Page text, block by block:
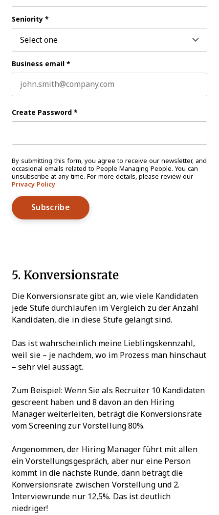
Seniority *
Business email *
Create Password *
By submitting this form, you agree to receive our newsletter, and
occasional emails related to People Managing People. You can
unsubscribe at any time. For more details, please review our
Privacy Policy
5. Konversionsrate
Die Konversionsrate gibt an, wie viele Kandidaten
jede Stufe durchlaufen im Vergleich zu der Anzahl
Kandidaten, die in diese Stufe gelangt sind.
Das ist wahrscheinlich meine Lieblingskennzahl,
weil sie – je nachdem, wo im Prozess man hinschaut
– sehr viel aussagt.
Zum Beispiel: Wenn Sie als Recruiter 10 Kandidaten
gescreent haben und 8 davon an den Hiring
Manager weiterleiten, beträgt die Konversionsrate
vom Screening zur Vorstellung 80%.
Angenommen, der Hiring Manager führt mit allen
ein Vorstellungsgespräch, aber nur eine Person
kommt in die nächste Runde, dann beträgt die
Konversionsrate zwischen Vorstellung und 2.
Interviewrunde nur 12,5%. Das ist deutlich
niedriger!